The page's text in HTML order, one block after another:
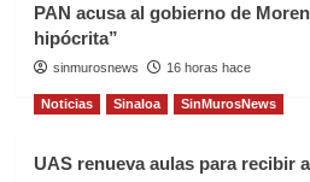
PAN acusa al gobierno de
hipócrita”
sinmurosnews 16 horas hace
Noticias Sinaloa SinMurosNews
UAS renueva aulas para recibir